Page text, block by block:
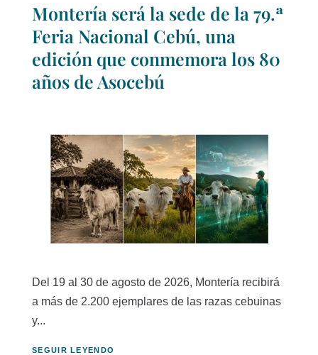
Montería será la sede de la 79.ª
Feria Nacional Cebú, una
edición que conmemora los 80
años de Asocebú
Del 19 al 30 de agosto de 2026, Montería recibirá
a más de 2.200 ejemplares de las razas cebuinas
y...
SEGUIR LEYENDO